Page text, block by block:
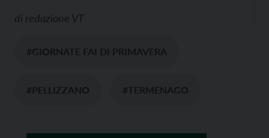
di redazione VT
#GIORNATE FAI DI PRIMAVERA
#PELLIZZANO #TERMENAGO